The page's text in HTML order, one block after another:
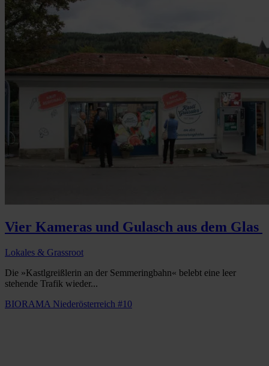
Vier Kameras und Gulasch aus dem Glas
Lokales & Grassroot
Die »Kastlgreißlerin an der Semmeringbahn« belebt eine leer
stehende Trafik wieder...
BIORAMA Niederösterreich #10